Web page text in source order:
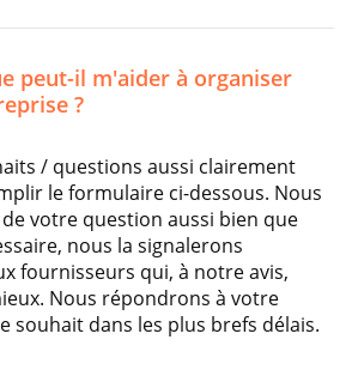
peut-il m'aider à organiser
?
/ questions aussi clairement
le formulaire ci-dessous. Nous
votre question aussi bien que
nous la signalerons
fournisseurs qui, à notre avis,
Nous répondrons à votre
souhait dans les plus brefs délais.